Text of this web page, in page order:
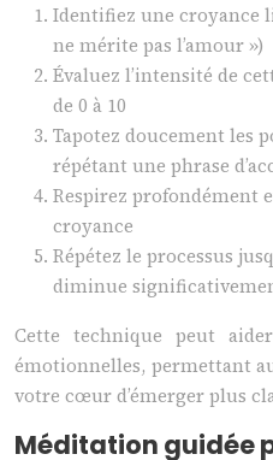
Identifiez une croyance
ne mérite pas l’amour »)
Évaluez l’intensité de
de 0 à 10
Tapotez doucement les
répétant une phrase
Respirez profondément
croyance
Répétez le processus
diminue
Cette technique peut
émotionnelles, permettant
votre cœur d’émerger plus
Méditation guidée